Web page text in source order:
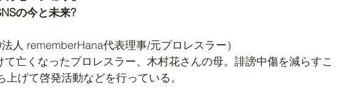
の今と未来?
人 rememberHana代表理事/元プロレスラー）
亡くなったプロレスラー、木村花さんの母。誹謗中傷を減らすこ
上げて啓発活動などを行っている。